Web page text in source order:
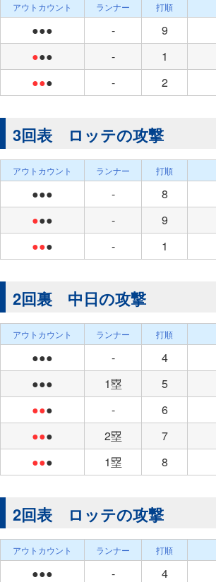
アウトカウント ランナー 打順
●●● - 9
●●● - 1
●●● - 2
3回表 ロッテの攻撃
アウトカウント ランナー 打順
●●● - 8
●●● - 9
●●● - 1
2回裏 中日の攻撃
アウトカウント ランナー 打順
●●● - 4
●●●
1塁 5
●●● - 6
●●● 2塁 7
●●● 1塁 8
2回表 ロッテの攻撃
アウトカウント ランナー 打順
●●● - 4